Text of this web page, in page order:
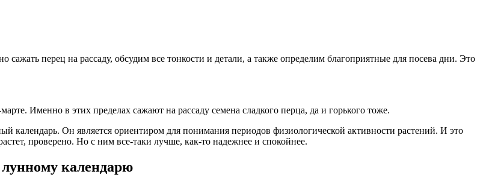
перец на рассаду, обсудим все тонкости и детали, а также определим благоприятные для посева дни. Это
Именно в этих пределах сажают на рассаду семена сладкого перца, да и горького тоже.
календарь. Он является ориентиром для понимания периодов физиологической активности растений. И это
проверено. Но с ним все-таки лучше, как-то надежнее и спокойнее.
лунному календарю